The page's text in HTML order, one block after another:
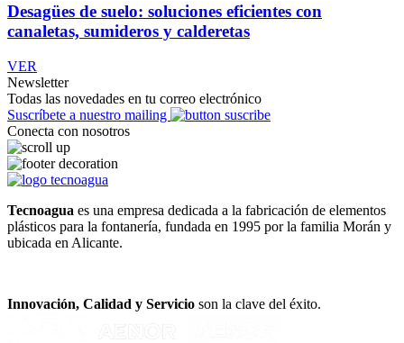
Desagües de suelo: soluciones eficientes con
canaletas, sumideros y calderetas
VER
Newsletter
Todas las novedades en tu correo electrónico
Suscríbete a nuestro mailing
Conecta con nosotros
Tecnoagua es una empresa dedicada a la fabricación de elementos
plásticos para la fontanería, fundada en 1995 por la familia Morán y
ubicada en Alicante.
Innovación, Calidad y Servicio son la clave del éxito.